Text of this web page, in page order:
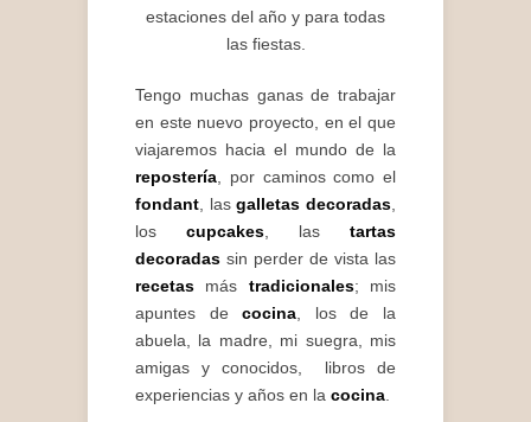
estaciones del año y para todas
las fiestas.
Tengo muchas ganas de trabajar
en este nuevo proyecto, en el que
viajaremos hacia el mundo de la
repostería , por caminos como el
fondant , lasgalletas decoradas
los cupcakes , las tartas
decoradas sin perder de vista las
recetas más tradicionales; mis
apuntes decocina , los de la
abuela, la madre, mi suegra, mis
amigas y conocidos, libros de
experiencias y años en la cocina